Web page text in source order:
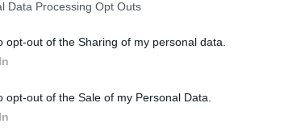
Data Processing Opt Outs
opt-out of the Sharing of my personal data.
opt-out of the Sale of my Personal Data.